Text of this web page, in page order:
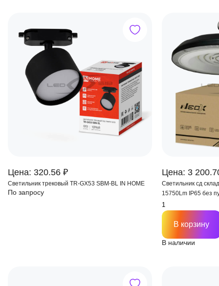
Цена: 320.56 ₽
Светильник трековый TR-GX53 SBM-BL IN HOME
По запросу
Цена: 3
Светильник сд
15750Lm IP65 без
В наличии
В корзину